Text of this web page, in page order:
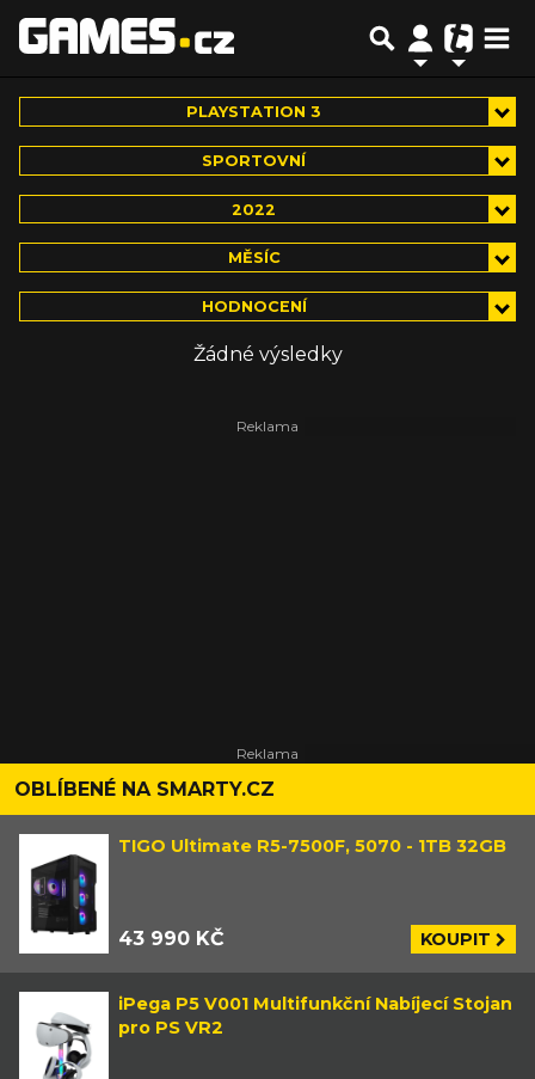
PLAYSTATION 3
SPORTOVNÍ
2022
MĚSÍC
HODNOCENÍ
Žádné výsledky
OBLÍBENÉ NA SMARTY.CZ
TIGO Ultimate R5-7500F, 5070 - 1TB 32GB
43 990 KČ KOUPIT
iPega P5 V001 Multifunkční Nabíjecí Stojan
pro PS VR2